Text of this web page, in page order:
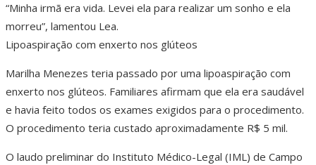
“Minha irmã era vida. Levei ela para realizar um sonho e ela
morreu”, lamentou Lea.
Lipoaspiração com enxerto nos glúteos
Marilha Menezes teria passado por uma lipoaspiração com
enxerto nos glúteos. Familiares afirmam que ela era saudável
e havia feito todos os exames exigidos para o procedimento.
O procedimento teria custado aproximadamente R$ 5 mil.
O laudo preliminar do Instituto Médico-Legal (IML) de Campo